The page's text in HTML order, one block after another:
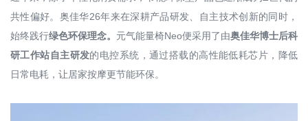
共性偏好。奥佳华26年来在深耕产品研发、自主技术创新的同时，
始终践行绿色环保理念。 元气能量椅Neo便采用了由奥佳华博士后科
研工作站自主研发的电控系统，通过搭载的高性能低耗芯片，降低
日常电耗，让居家按摩更节能环保。